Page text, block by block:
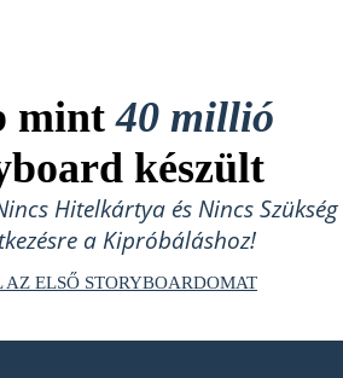
mint40 millió
készült
Hitelkártya és Nincs Szükség
a Kipróbáláshoz!
AZ ELSŐ STORYBOARDOMAT